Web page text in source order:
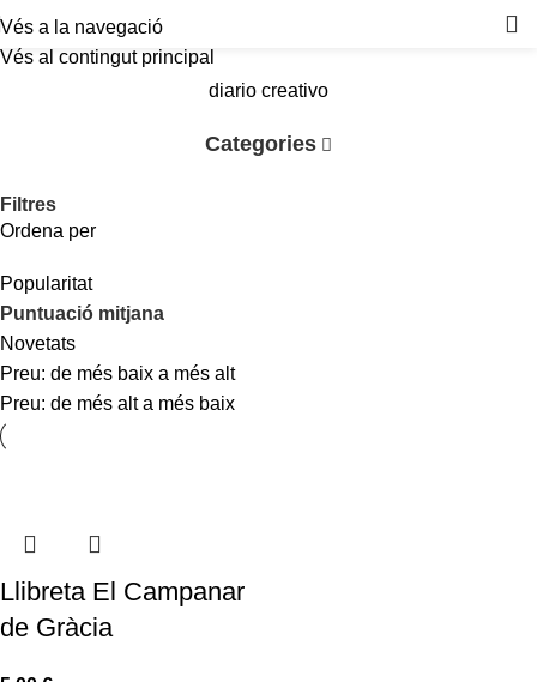
Vés a la navegació
Vés al contingut principal
diario creativo
Categories
Filtres
Ordena per
Popularitat
Puntuació mitjana
Novetats
Preu: de més baix a més alt
Preu: de més alt a més baix
Llibreta El Campanar
de Gràcia